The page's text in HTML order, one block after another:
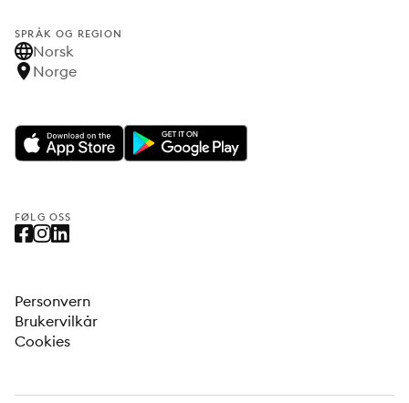
SPRÅK OG REGION
Norsk
Norge
FØLG OSS
Personvern
Brukervilkår
Cookies